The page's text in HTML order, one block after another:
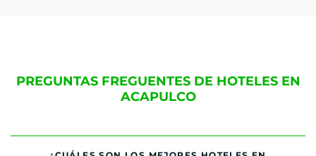
PREGUNTAS FREGUENTES DE HOTELES EN
ACAPULCO